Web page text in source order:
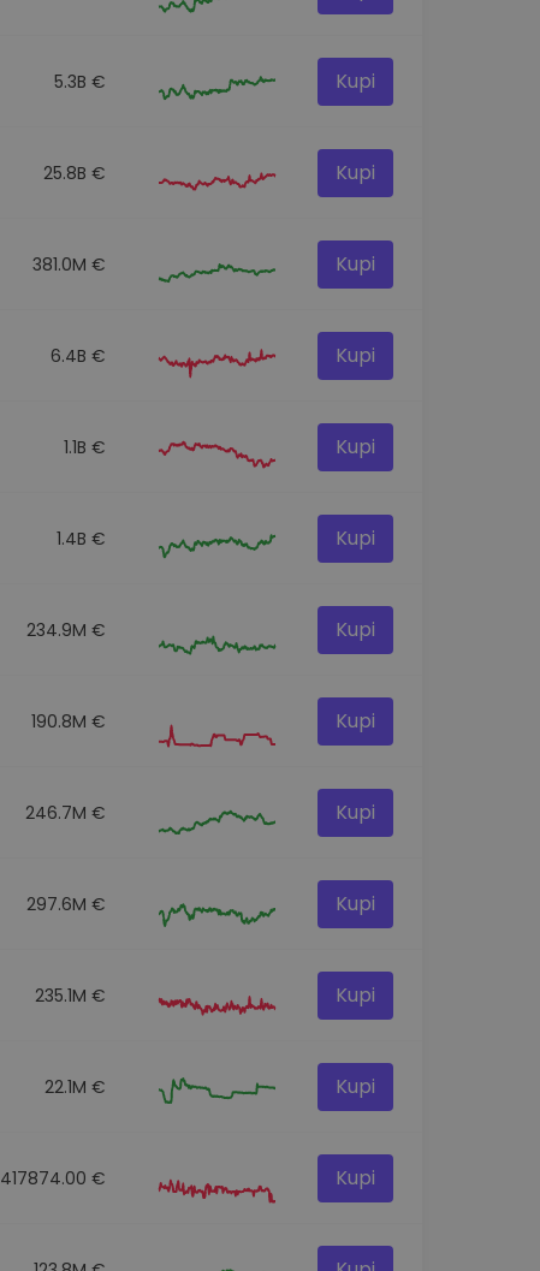
5.3B € Kupi
25.8B € Kupi
381.0M € Kupi
6.4B € Kupi
1.1B € Kupi
1.4B € Kupi
234.9M € Kupi
190.8M € Kupi
246.7M € Kupi
297.6M € Kupi
235.1M € Kupi
22.1M € Kupi
417874.00 € Kupi